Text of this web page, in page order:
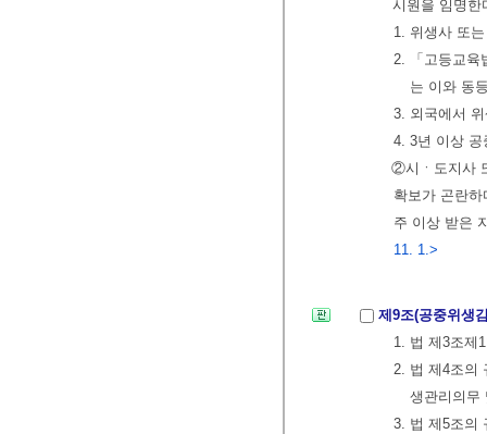
시원을 임명
1. 위생사 또
2. 「고등교육
는 이와 동
3. 외국에서
4. 3년 이상 공
②시ㆍ도지사
확보가 곤란
주 이상 받은
11. 1.>
제9조(공중위생
1. 법 제3조제
2. 법 제4조의
생관리의무
3. 법 제5조의